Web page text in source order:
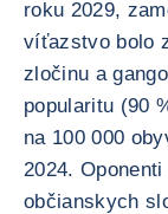
roku 2029,
víťazstvo bolo
zločinu a
popularitu (90
na 100 000
2024.
občianskych